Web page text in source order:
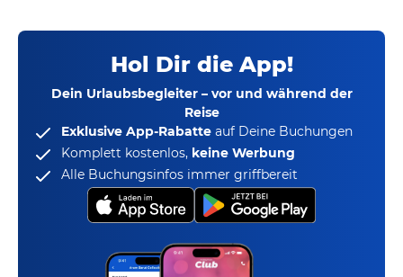
Hol Dir die App!
Dein Urlaubsbegleiter – vor und während der
Reise
Exklusive App-Rabatte auf Deine Buchungen
Komplett kostenlos, keine Werbung
Alle Buchungsinfos immer griffbereit